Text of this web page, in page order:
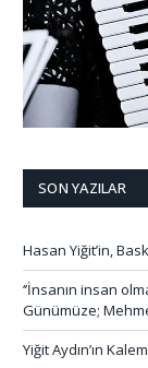
SON YAZILAR
Hasan Yiğit’in,
‘’İnsanın insan
Günümüze;
Yiğit Aydın’ın